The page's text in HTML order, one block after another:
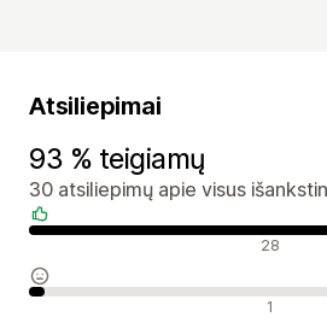
Atsiliepimai
93 % teigiamų
30 atsiliepimų apie visus
Teigiami atsiliepimai 28
Neutralūs atsiliepimai 1